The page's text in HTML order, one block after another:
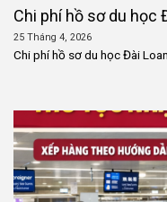
Chi phí hồ sơ du học
25 Tháng 4, 2026
Chi phí hồ sơ du học Đài